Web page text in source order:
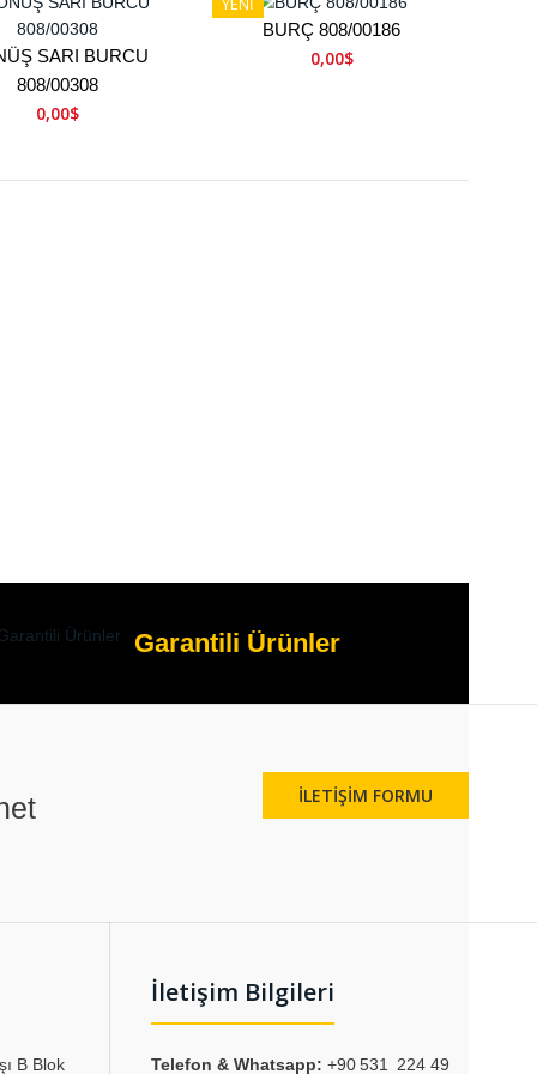
SARI BURCU
808/00308
0,00$
BURÇ 808/00186
0,00$
Garantili Ürünler
İLETIŞIM FORMU
B Blok
İletişim Bilgileri
Telefon & Whatsapp: +90 531 224 49